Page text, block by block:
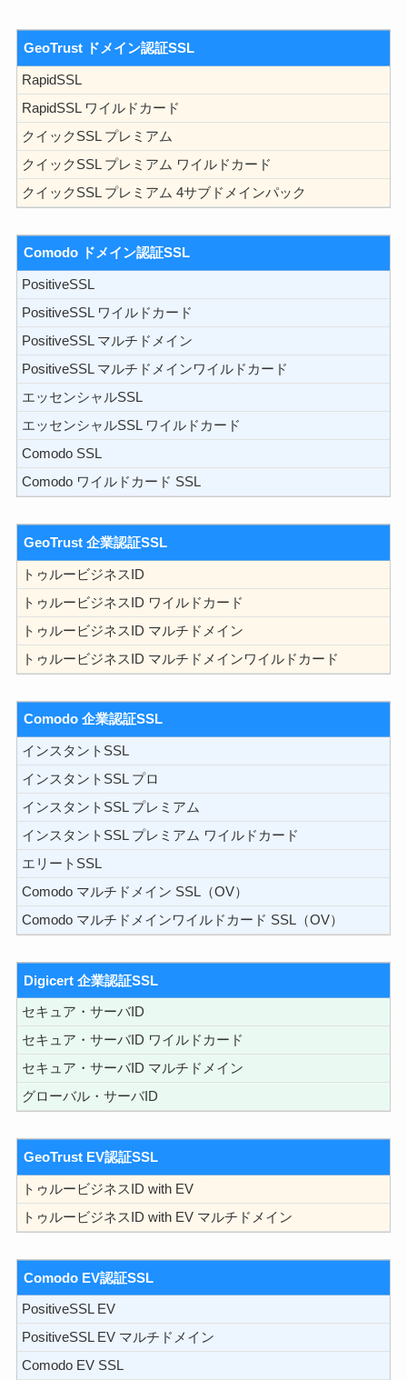
GeoTrust ドメイン認証SSL
RapidSSL
RapidSSL ワイルドカード
クイックSSL プレミアム
クイックSSL プレミアム ワイルドカード
クイックSSL プレミアム 4サブドメインパック
Comodo ドメイン認証SSL
PositiveSSL
PositiveSSL ワイルドカード
PositiveSSL マルチドメイン
PositiveSSL マルチドメインワイルドカード
エッセンシャルSSL
エッセンシャルSSL ワイルドカード
Comodo SSL
Comodo ワイルドカード SSL
GeoTrust 企業認証SSL
トゥルービジネスID
トゥルービジネスID ワイルドカード
トゥルービジネスID マルチドメイン
トゥルービジネスID マルチドメインワイルドカード
Comodo 企業認証SSL
インスタントSSL
インスタントSSL プロ
インスタントSSL プレミアム
インスタントSSL プレミアム ワイルドカード
エリートSSL
Comodo マルチドメイン SSL（OV）
Comodo マルチドメインワイルドカード SSL（OV）
Digicert 企業認証SSL
セキュア・サーバID
セキュア・サーバID ワイルドカード
セキュア・サーバID マルチドメイン
グローバル・サーバID
GeoTrust EV認証SSL
トゥルービジネスID with EV
トゥルービジネスID with EV マルチドメイン
Comodo EV認証SSL
PositiveSSL EV
PositiveSSL EV マルチドメイン
Comodo EV SSL